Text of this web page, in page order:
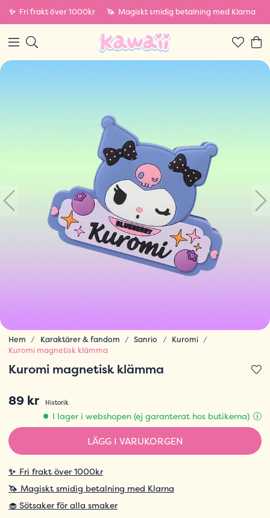
✨ Fri frakt över 1000kr 🦄 Magiskt smidig betalning med Klarna
Hem Karaktärer & fandom Sanrio
Kuromi
Kuromi magnetisk klämma
Kuromi magnetisk klämma
89 kr
Historik
I lager i webshopen (ej garanterat hos butikerna)
LÄGG I VARUKORGEN
✨ Fri frakt över 1000kr
🦄 Magiskt smidig betalning med Klarna
🧁 Sötsaker för alla smaker